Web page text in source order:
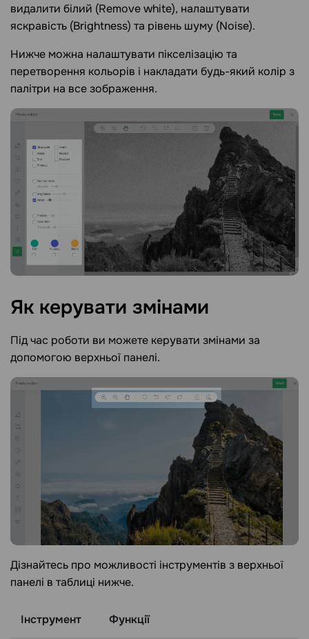
видалити білий (Remove white), налаштувати
яскравість (Brightness) та рівень шуму (Noise).
Нижче можна налаштувати пікселізацію та
перетворення кольорів і накладати будь-який колір з
палітри на все зображення.
Як керувати змінами
Під час роботи ви можете керувати змінами за
допомогою верхньої панелі.
Дізнайтесь про можливості інструментів з верхньої
панелі в таблиці нижче.
Інструмент Функції